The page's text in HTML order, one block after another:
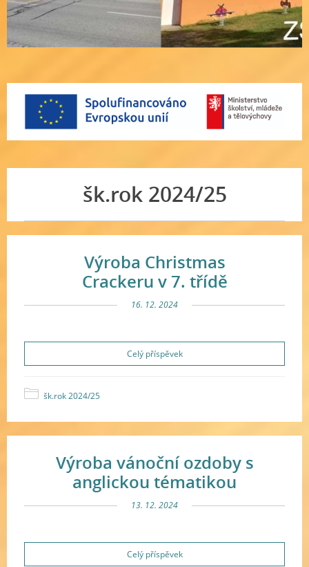
šk.rok 2024/25
Výroba Christmas
Crackeru v 7. třídě
16. 12. 2024
Celý příspěvek
šk.rok 2024/25
Výroba vánoční ozdoby s
anglickou tématikou
13. 12. 2024
Celý příspěvek